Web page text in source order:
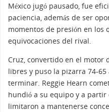
México jugó pausado, fue
paciencia, además de ser
momentos de presión en los
equivocaciones del rival.
Cruz, convertido en el motor
libres y puso la pizarra 74-
terminar. Reggie Hearn
hundió a su equipo y a partir
limitaron a mantenerse